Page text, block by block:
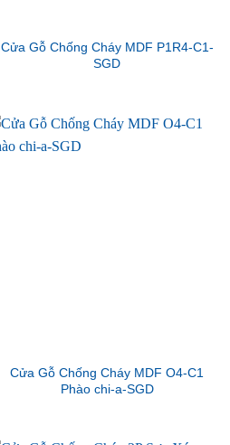
Cửa Gỗ Chống Cháy MDF P1R4-C1-
SGD
Cửa Gỗ Chống Cháy MDF O4-C1
Phào chi-a-SGD